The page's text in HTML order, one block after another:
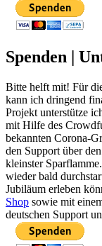
Spenden |
Bitte helft mit! Für
kann ich dringend
Projekt unterstütze
mit Hilfe des
bekannten Corona-
den Support über
kleinster
wieder bald
Jubiläum erleben
Shop sowie mit
deutschen Support